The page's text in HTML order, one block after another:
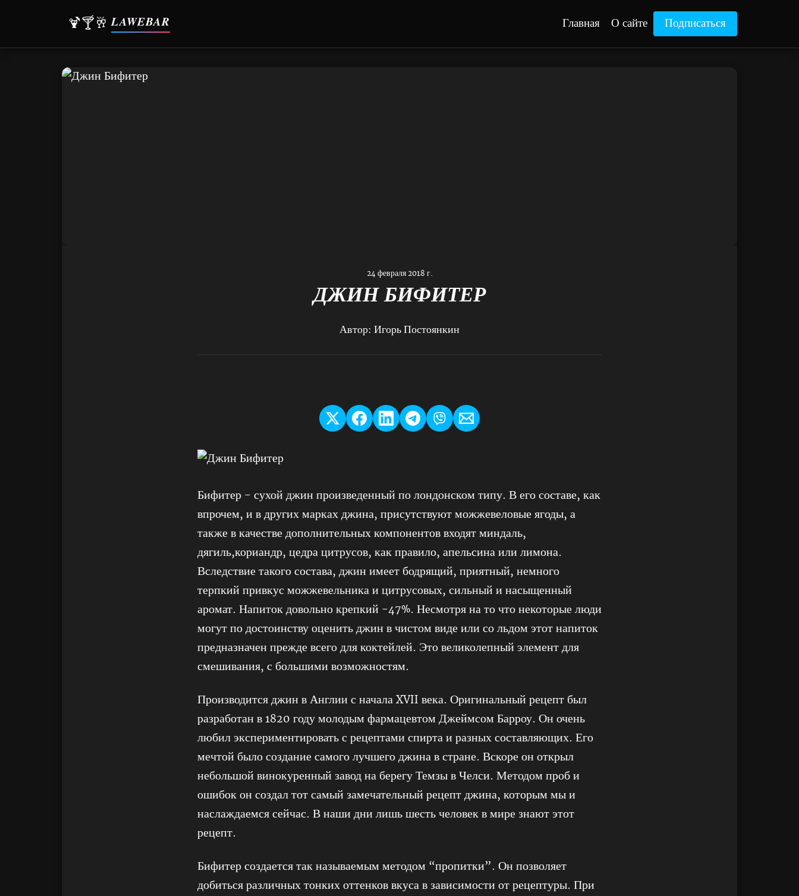
🍹🍸🥂 LAWEBAR Главная О сайте Подписаться
24 февраля 2018 г.
ДЖИН БИФИТЕР
Автор: Игорь Постоянкин
Бифитер - сухой джин произведенный по лондонском типу. В его составе, как
впрочем, и в других марках джина, присутствуют можжевеловые ягоды, а
также в качестве дополнительных компонентов входят миндаль,
дягиль,кориандр, цедра цитрусов, как правило, апельсина или лимона.
Вследствие такого состава, джин имеет бодрящий, приятный, немного
терпкий привкус можжевельника и цитрусовых, сильный и насыщенный
аромат. Напиток довольно крепкий -47%. Несмотря на то что некоторые люди
могут по достоинству оценить джин в чистом виде или со льдом этот напиток
предназначен прежде всего для коктейлей. Это великолепный элемент для
смешивания, с большими возможностям.
Производится джин в Англии с начала XVII века. Оригинальный рецепт был
разработан в 1820 году молодым фармацевтом Джеймсом Барроу. Он очень
любил экспериментировать с рецептами спирта и разных составляющих. Его
мечтой было создание самого лучшего джина в стране. Вскоре он открыл
небольшой винокуренный завод на берегу Темзы в Челси. Методом проб и
ошибок он создал тот самый замечательный рецепт джина, которым мы и
наслаждаемся сейчас. В наши дни лишь шесть человек в мире знают этот
рецепт.
Бифитер создается так называемым методом “пропитки”. Он позволяет
добиться различных тонких оттенков вкуса в зависимости от рецептуры. При